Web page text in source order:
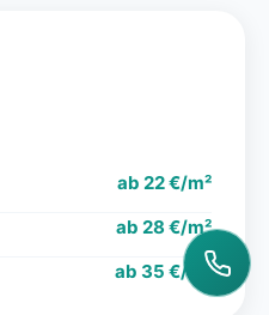
ab 22 €/m²
ab 28 €/m²
ab 35 €/m²